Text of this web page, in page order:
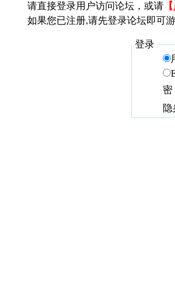
请直接登录用户访问论坛，或请 【
如果您已注册,请先登录论坛即可
登录